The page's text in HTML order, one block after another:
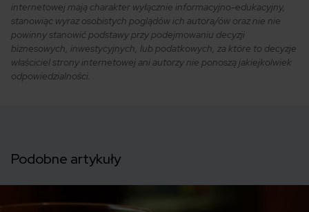
internetowej mają charakter wyłącznie informacyjno-edukacyjny,
stanowiąc wyraz osobistych poglądów ich autora/ów oraz nie nie
powinny stanowić podstawy przy podejmowaniu decyzji
biznesowych, inwestycyjnych, lub podatkowych, za które to decyzje
właściciel strony internetowej ani autorzy nie ponoszą jakiejkolwiek
odpowiedzialności.
Podobne artykuły